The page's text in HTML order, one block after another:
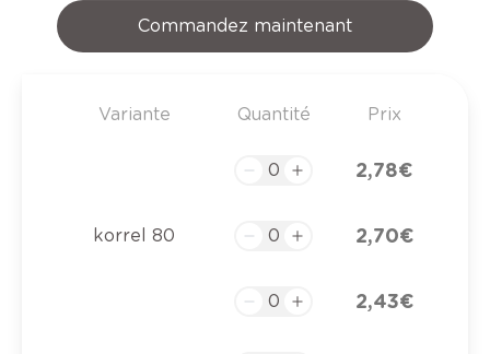
Commandez maintenant
Variante Quantité Prix
2,78 €
korrel 80 2,70 €
2,43 €